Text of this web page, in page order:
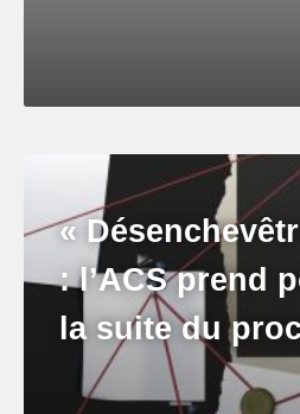
«
: l’ACS prend
la suite du